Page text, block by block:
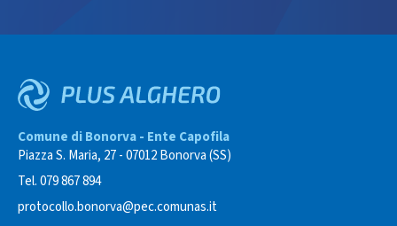
Comune di Bonorva - Ente Capofila
Piazza S. Maria, 27 - 07012 Bonorva (SS)
Tel. 079 867 894
protocollo.bonorva@pec.comunas.it